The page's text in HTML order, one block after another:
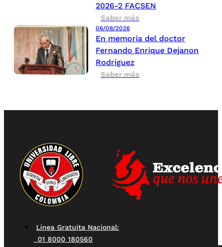
2026-2 FACSEN
Saber más
06/08/2026
En memoria del doctor
Fernando Enrique Dejanon
Rodríguez
Saber más
Línea Gratuita Nacional:
01 8000 180560